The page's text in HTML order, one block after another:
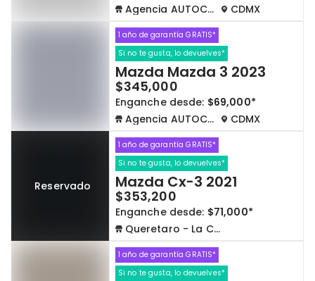
Agencia AUTOCOM
CDMX
1 año de garantía GRATIS*
Si no te gusta, lo devuelves*
Mazda Mazda 3 2023
$345,000
Enganche desde: $69,000*
Agencia AUTOCOM
CDMX
Reservado
1 año de garantía GRATIS*
Si no te gusta, lo devuelves*
Mazda Cx-3 2021
$353,200
Enganche desde: $71,000*
Queretaro - La Capilla
1 año de garantía GRATIS*
Si no te gusta, lo devuelves*